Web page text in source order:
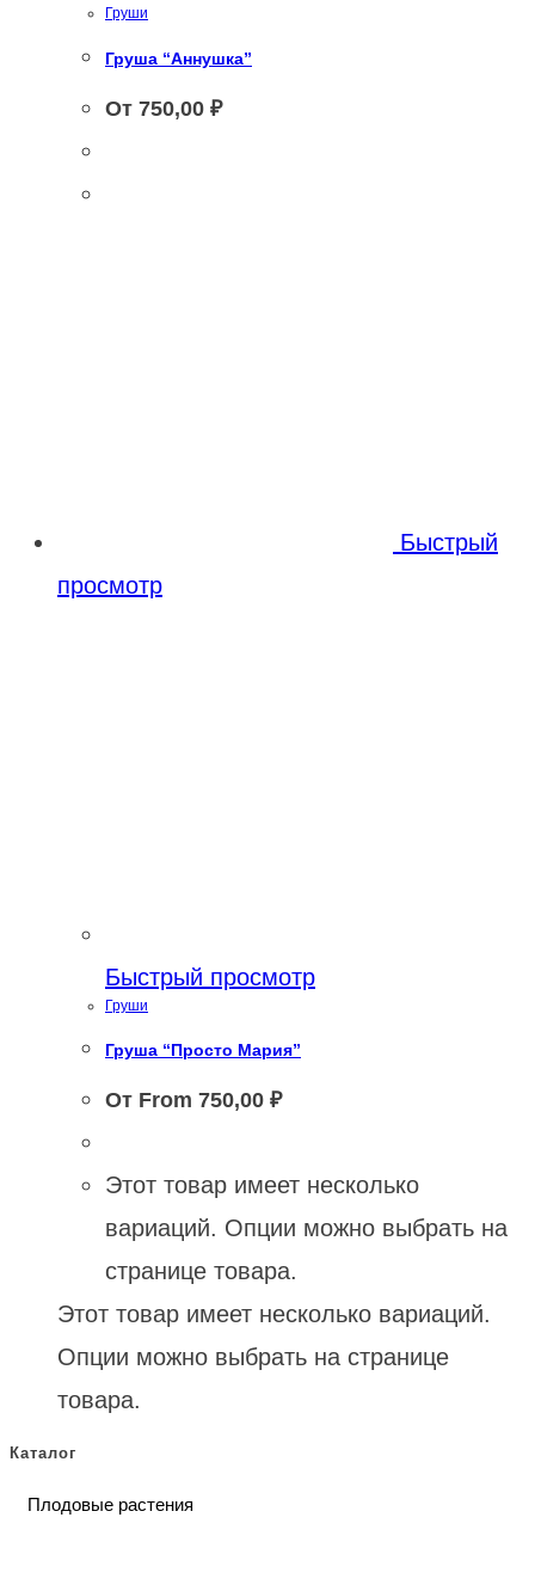
Груши
Груша “Аннушка”
От 750,00 ₽
Быстрый
просмотр
Быстрый просмотр
Груши
Груша “Просто Мария”
От From 750,00 ₽
Этот товар имеет несколько
вариаций. Опции можно выбрать на
странице товара.
Этот товар имеет несколько вариаций.
Опции можно выбрать на странице
товара.
Каталог
Плодовые растения